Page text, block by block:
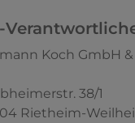
Koch GmbH &
38/1
Rietheim-